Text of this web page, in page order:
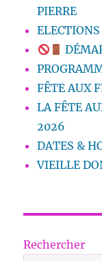
PIERRE
FÊTE AUX
LA FÊTE
2026
DATES &
VIEILLE
Rechercher